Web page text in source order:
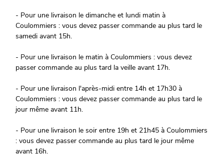
- Pour une livraison le dimanche et lundi matin à
Coulommiers : vous devez passer commande au plus tard le
samedi avant 15h.
- Pour une livraison le matin à Coulommiers : vous devez
passer commande au plus tard la veille avant 17h.
- Pour une livraison l'après-midi entre 14h et 17h30 à
Coulommiers : vous devez passer commande au plus tard le
jour même avant 11h.
- Pour une livraison le soir entre 19h et 21h45 à Coulommiers
: vous devez passer commande au plus tard le jour même
avant 16h.